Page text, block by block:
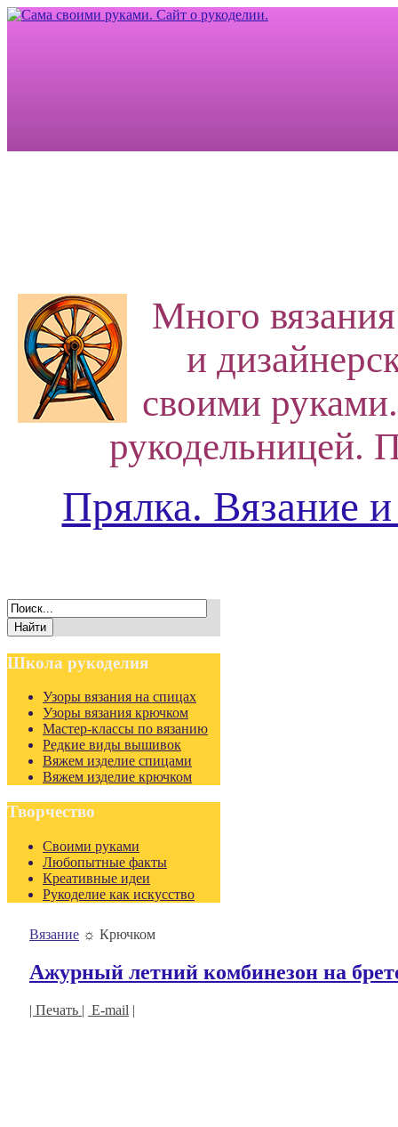
Много
и
своими руками.
рукодельницей.
Прялка. Вязание
Школа рукоделия
Узоры вязания на спицах
Узоры вязания крючком
Мастер-классы по вязанию
Редкие виды вышивок
Вяжем изделие спицами
Вяжем изделие крючком
Творчество
Своими руками
Любопытные факты
Креативные идеи
Рукоделие как искусство
Вязание ☼ Крючком
Ажурный летний комбинезон на
| Печать | E-mail |